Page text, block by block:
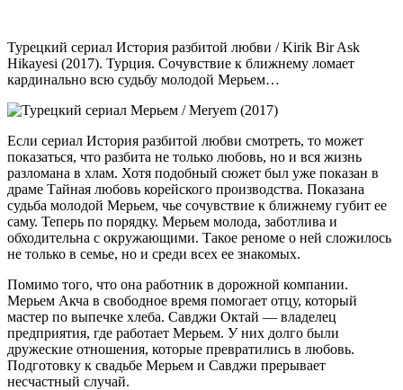
Турецкий сериал История разбитой любви / Kirik Bir Ask
Hikayesi (2017). Турция. Сочувствие к ближнему ломает
кардинально всю судьбу молодой Мерьем…
Если сериал История разбитой любви смотреть, то может
показаться, что разбита не только любовь, но и вся жизнь
разломана в хлам. Хотя подобный сюжет был уже показан в
драме Тайная любовь корейского производства. Показана
судьба молодой Мерьем, чье сочувствие к ближнему губит ее
саму. Теперь по порядку. Мерьем молода, заботлива и
обходительна с окружающими. Такое реноме о ней сложилось
не только в семье, но и среди всех ее знакомых.
Помимо того, что она работник в дорожной компании.
Мерьем Акча в свободное время помогает отцу, который
мастер по выпечке хлеба. Савджи Октай — владелец
предприятия, где работает Мерьем. У них долго были
дружеские отношения, которые превратились в любовь.
Подготовку к свадьбе Мерьем и Савджи прерывает
несчастный случай.